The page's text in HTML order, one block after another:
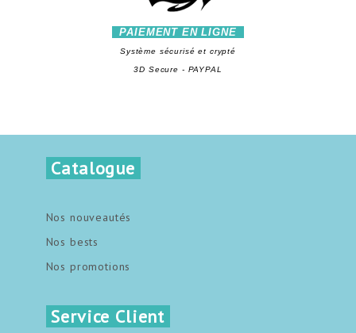
PAIEMENT EN LIGNE
Système sécurisé et crypté
3D Secure - PAYPAL
Catalogue
Nos nouveautés
Nos bests
Nos promotions
Service Client